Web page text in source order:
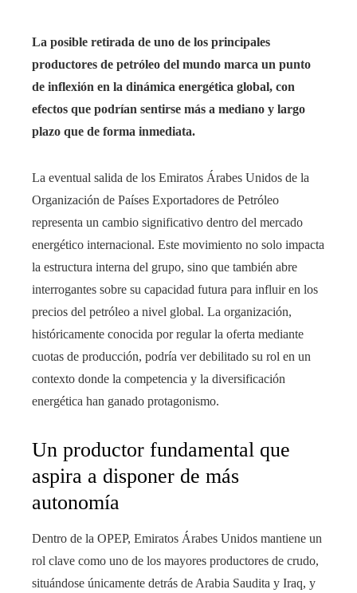
La posible retirada de uno de los principales
productores de petróleo del mundo marca un punto
de inflexión en la dinámica energética global, con
efectos que podrían sentirse más a mediano y largo
plazo que de forma inmediata.
La eventual salida de los Emiratos Árabes Unidos de la
Organización de Países Exportadores de Petróleo
representa un cambio significativo dentro del mercado
energético internacional. Este movimiento no solo impacta
la estructura interna del grupo, sino que también abre
interrogantes sobre su capacidad futura para influir en los
precios del petróleo a nivel global. La organización,
históricamente conocida por regular la oferta mediante
cuotas de producción, podría ver debilitado su rol en un
contexto donde la competencia y la diversificación
energética han ganado protagonismo.
Un productor fundamental que
aspira a disponer de más
autonomía
Dentro de la OPEP, Emiratos Árabes Unidos mantiene un
rol clave como uno de los mayores productores de crudo,
situándose únicamente detrás de Arabia Saudita y Iraq, y